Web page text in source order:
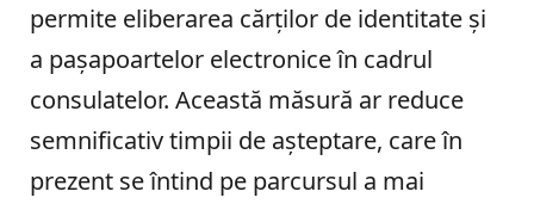
permite eliberarea cărților de identitate și
a pașapoartelor electronice în cadrul
consulatelor. Această măsură ar reduce
semnificativ timpii de așteptare, care în
prezent se întind pe parcursul a mai